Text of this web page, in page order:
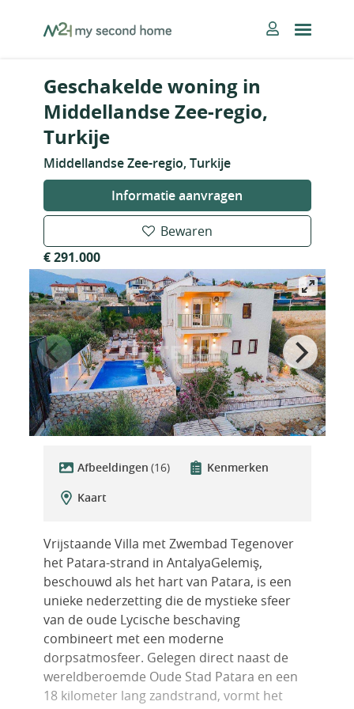
MySecondHome
Geschakelde woning in
Middellandse Zee-regio,
Turkije
Middellandse Zee-regio, Turkije
Informatie aanvragen
Bewaren
€ 291.000
Afbeeldingen (16)
Kenmerken
Kaart
Vrijstaande Villa met Zwembad Tegenover
het Patara-strand in AntalyaGelemiş,
beschouwd als het hart van Patara, is een
unieke nederzetting die de mystieke sfeer
van de oude Lycische beschaving
combineert met een moderne
dorpsatmosfeer. Gelegen direct naast de
wereldberoemde Oude Stad Patara en een
18 kilometer lang zandstrand, vormt het